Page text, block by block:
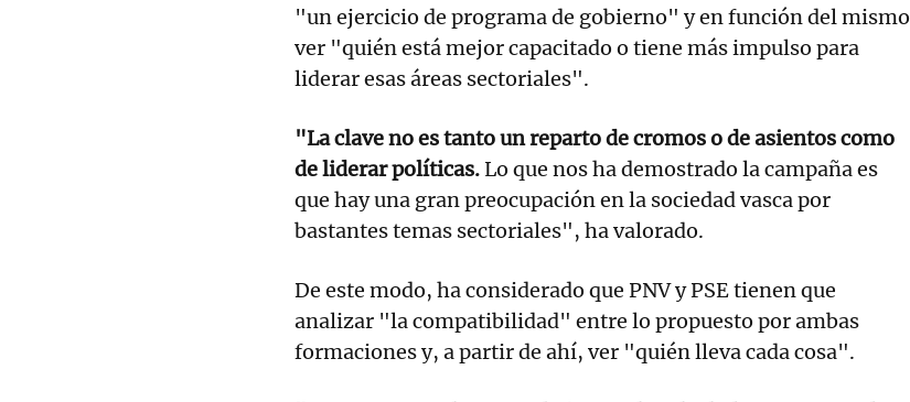
"un ejercicio de programa de gobierno" y en función del mismo
ver "quién está mejor capacitado o tiene más impulso para
liderar esas áreas sectoriales".
"La clave no es tanto un reparto de cromos o de asientos como
de liderar políticas.Lo que nos ha demostrado la campaña es
que hay una gran preocupación en la sociedad vasca por
bastantes temas sectoriales", ha valorado.
De este modo, ha considerado que PNV y PSE tienen que
analizar "la compatibilidad" entre lo propuesto por ambas
formaciones y, a partir de ahí, ver "quién lleva cada cosa".